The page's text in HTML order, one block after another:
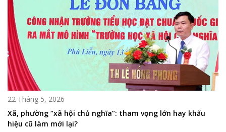
22 Tháng 5, 2026
Xã, phường “xã hội chủ nghĩa”: tham vọng lớn hay khẩu
hiệu cũ làm mới lại?